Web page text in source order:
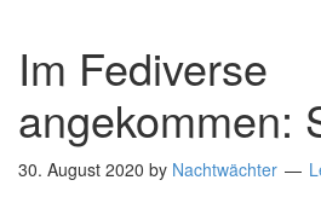
Im Fediverse
angekommen:
30. August 2020 by Nachtwächter